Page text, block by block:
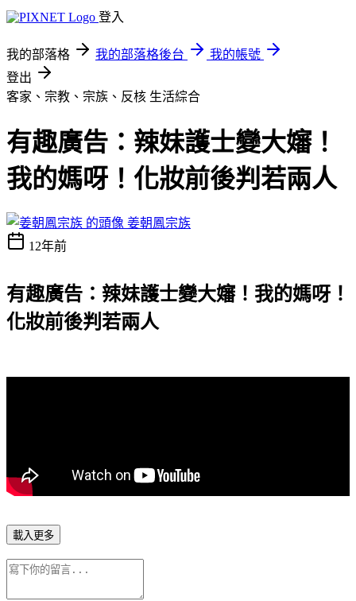
登入
我的部落格 我的部落格後台
我的帳號
登出
客家、宗教、宗族、反核 生活綜合
有趣廣告：辣妹護士變大嬸！
我的媽呀！化妝前後判若兩人
姜朝鳳宗族
12年前
有趣廣告：辣妹護士變大嬸！我的媽呀！
化妝前後判若兩人
載入更多